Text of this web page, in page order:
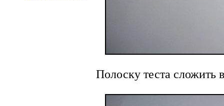
Полоску теста сложить